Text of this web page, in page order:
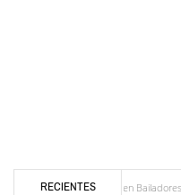
RECIENTES
Alerta en Bailadores: Denuncian